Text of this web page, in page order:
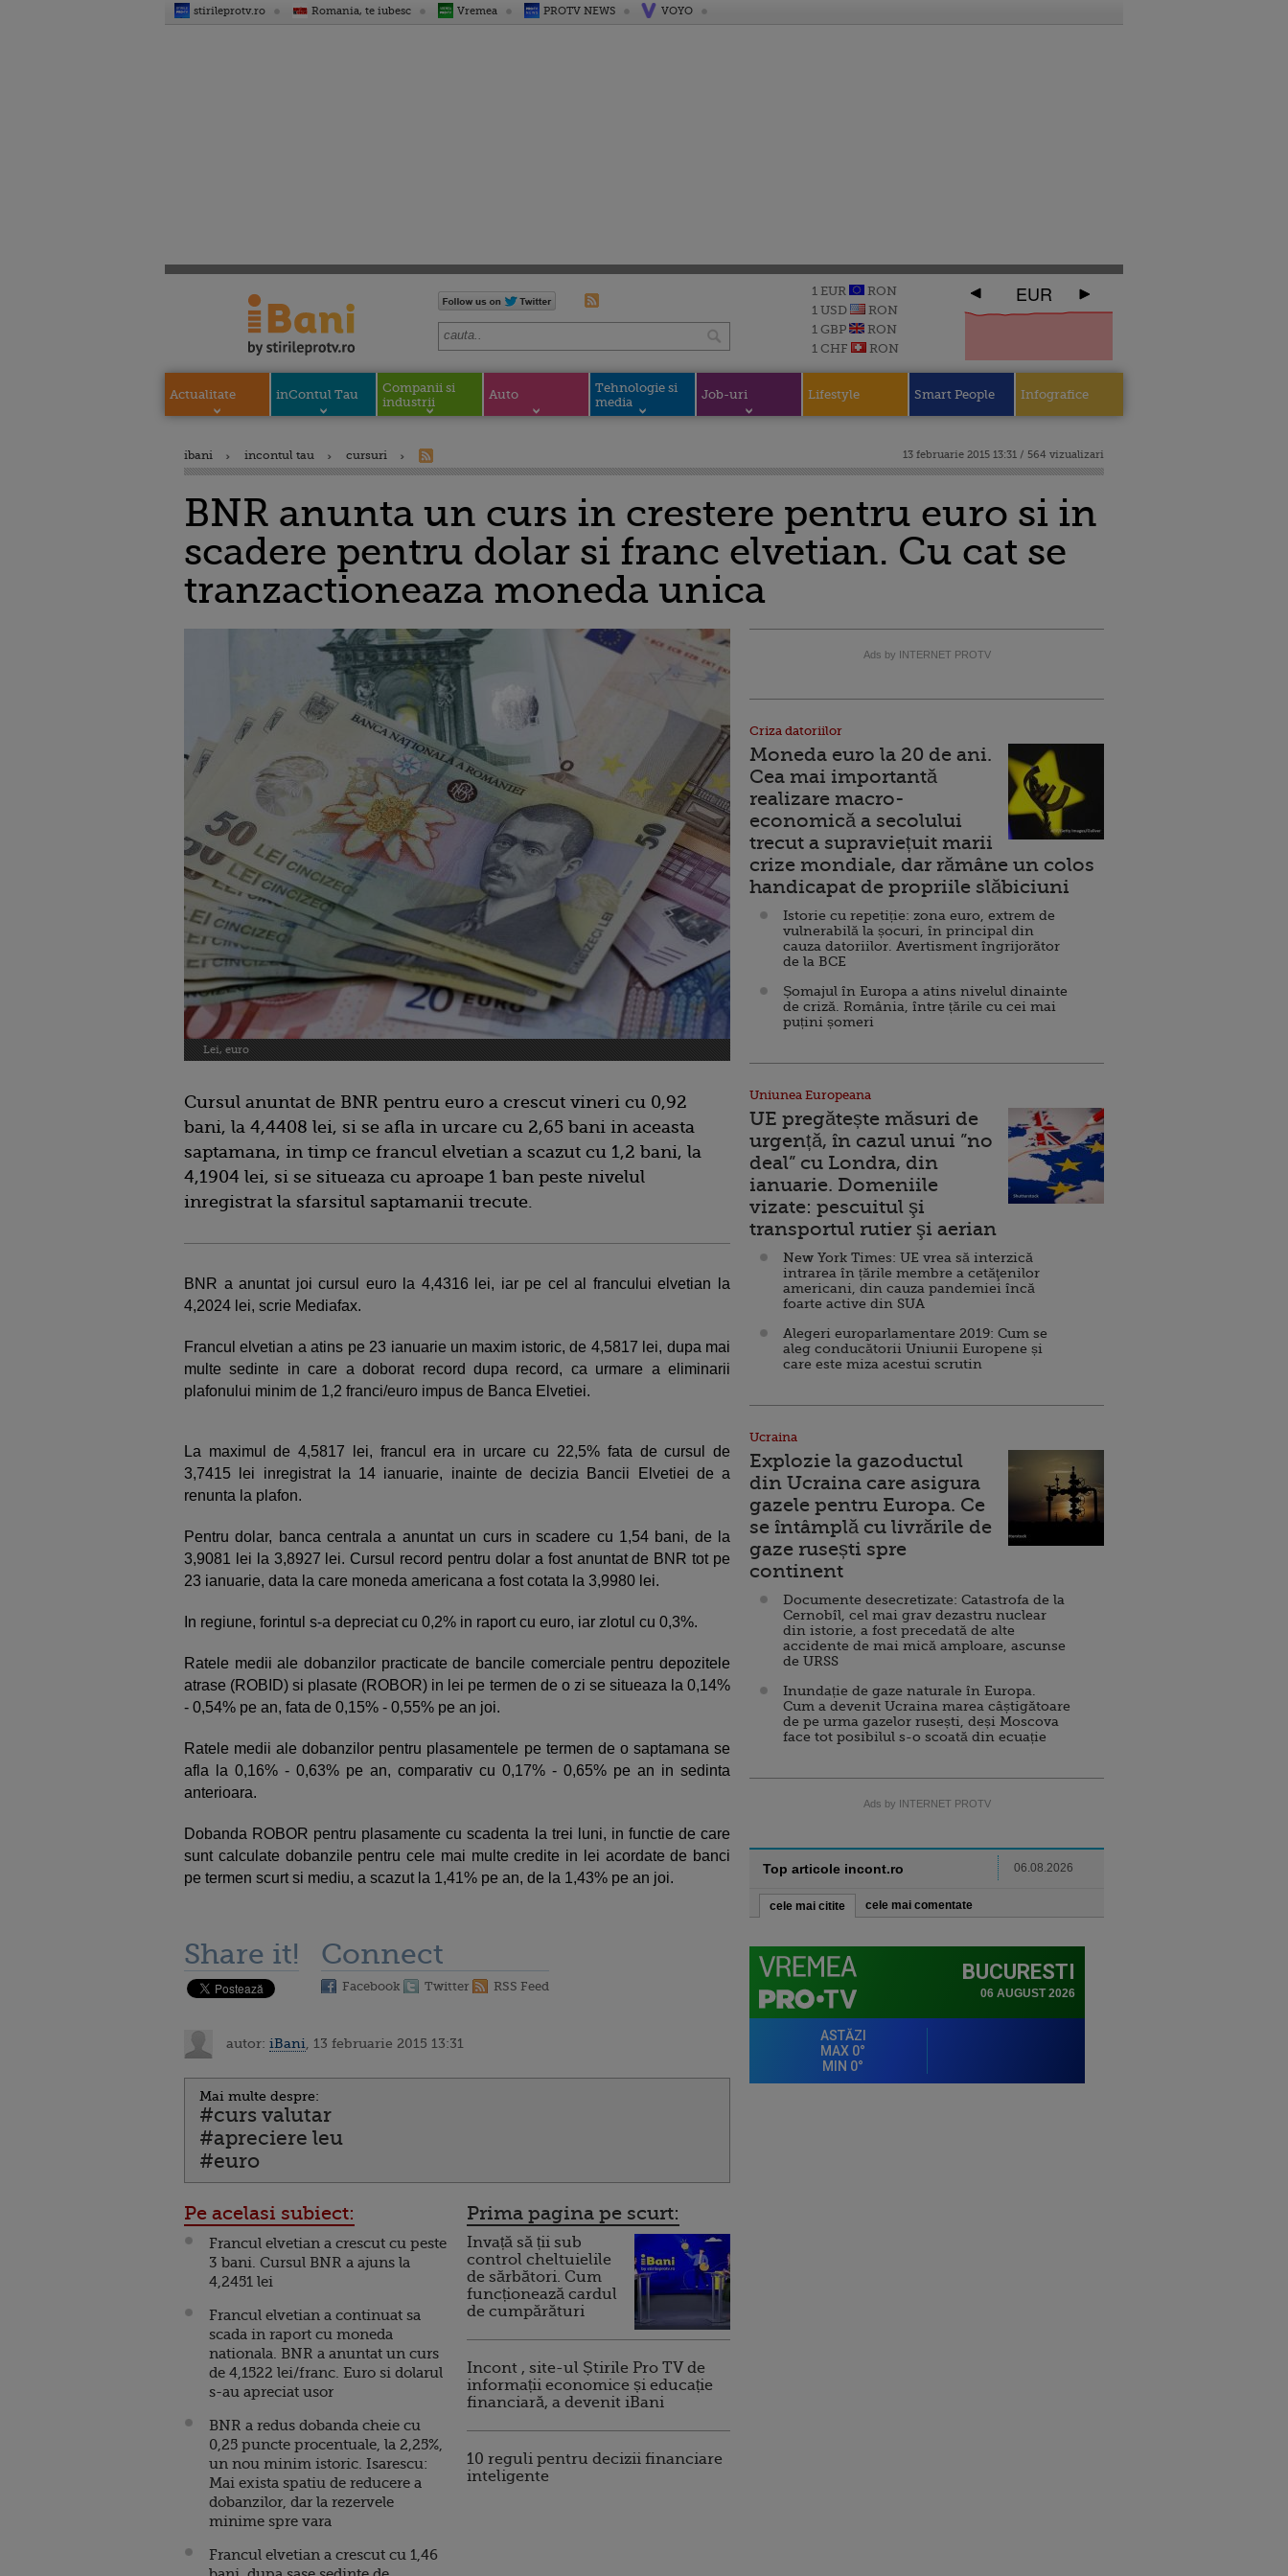
stirileprotv.ro Romania, te iubesc Vremea PROTV NEWS VOYO
1 EUR
RON
1 USD
RON
1 GBP
RON
1 CHF
RON
EUR
Actualitate inContul Tau
Companii si
industrii
Auto
Tehnologie si
media
Job-uri Lifestyle Smart People Infografice
ibani incontul tau cursuri 13 februarie 2015 13:31 / 564 vizualizari
BNR anunta un curs in crestere pentru euro si in
scadere pentru dolar si franc elvetian. Cu cat se
tranzactioneaza moneda unica
Lei, euro
Cursul anuntat de BNR pentru euro a crescut vineri cu 0,92
bani, la 4,4408 lei, si se afla in urcare cu 2,65 bani in aceasta
saptamana, in timp ce francul elvetian a scazut cu 1,2 bani, la
4,1904 lei, si se situeaza cu aproape 1 ban peste nivelul
inregistrat la sfarsitul saptamanii trecute.
BNR a anuntat joi cursul euro la 4,4316 lei, iar pe cel al francului elvetian la
4,2024 lei, scrie Mediafax.
Francul elvetian a atins pe 23 ianuarie un maxim istoric, de 4,5817 lei, dupa mai
multe sedinte in care a doborat record dupa record, ca urmare a eliminarii
plafonului minim de 1,2 franci/euro impus de Banca Elvetiei.
La maximul de 4,5817 lei, francul era in urcare cu 22,5% fata de cursul de
3,7415 lei inregistrat la 14 ianuarie, inainte de decizia Bancii Elvetiei de a
renunta la plafon.
Pentru dolar, banca centrala a anuntat un curs in scadere cu 1,54 bani, de la
3,9081 lei la 3,8927 lei. Cursul record pentru dolar a fost anuntat de BNR tot pe
23 ianuarie, data la care moneda americana a fost cotata la 3,9980 lei.
In regiune, forintul s-a depreciat cu 0,2% in raport cu euro, iar zlotul cu 0,3%.
Ratele medii ale dobanzilor practicate de bancile comerciale pentru depozitele
atrase (ROBID) si plasate (ROBOR) in lei pe termen de o zi se situeaza la 0,14%
- 0,54% pe an, fata de 0,15% - 0,55% pe an joi.
Ratele medii ale dobanzilor pentru plasamentele pe termen de o saptamana se
afla la 0,16% - 0,63% pe an, comparativ cu 0,17% - 0,65% pe an in sedinta
anterioara.
Dobanda ROBOR pentru plasamente cu scadenta la trei luni, in functie de care
sunt calculate dobanzile pentru cele mai multe credite in lei acordate de banci
pe termen scurt si mediu, a scazut la 1,41% pe an, de la 1,43% pe an joi.
Share it! Connect
Facebook Twitter RSS Feed
autor: iBani , 13 februarie 2015 13:31
Mai multe despre:
#curs valutar
#apreciere leu
#euro
Pe acelasi subiect:
Francul elvetian a crescut cu peste
3 bani. Cursul BNR a ajuns la
4,2451 lei
Francul elvetian a continuat sa
scada in raport cu moneda
nationala. BNR a anuntat un curs
de 4,1522 lei/franc. Euro si dolarul
s-au apreciat usor
BNR a redus dobanda cheie cu
0,25 puncte procentuale, la 2,25%,
un nou minim istoric. Isarescu:
Mai exista spatiu de reducere a
dobanzilor, dar la rezervele
minime spre vara
Francul elvetian a crescut cu 1,46
Prima pagina pe scurt:
Invață să ții sub
control cheltuielile
de sărbători. Cum
funcționează cardul
de cumpărături
Incont , site-ul Știrile Pro TV de
informații economice și educație
financiară, a devenit iBani
10 reguli pentru decizii financiare
inteligente
Ads by INTERNET PROTV
Criza datoriilor
Moneda euro la 20 de ani.
Cea mai importantă
realizare macro-
economică a secolului
trecut a supraviețuit marii
crize mondiale, dar rămâne un colos
handicapat de propriile slăbiciuni
Istorie cu repetiție: zona euro, extrem de
vulnerabilă la șocuri, în principal din
cauza datoriilor. Avertisment îngrijorător
de la BCE
Șomajul în Europa a atins nivelul dinainte
de criză. România, între țările cu cei mai
puțini șomeri
Uniunea Europeana
UE pregătește măsuri de
urgență, în cazul unui ”no
deal” cu Londra, din
ianuarie. Domeniile
vizate: pescuitul şi
transportul rutier şi aerian
New York Times: UE vrea să interzică
intrarea în țările membre a cetăţenilor
americani, din cauza pandemiei încă
foarte active din SUA
Alegeri europarlamentare 2019: Cum se
aleg conducătorii Uniunii Europene și
care este miza acestui scrutin
Ucraina
Explozie la gazoductul
din Ucraina care asigura
gazele pentru Europa. Ce
se întâmplă cu livrările de
gaze rusești spre
continent
Documente desecretizate: Catastrofa de la
Cernobîl, cel mai grav dezastru nuclear
din istorie, a fost precedată de alte
accidente de mai mică amploare, ascunse
de URSS
Inundație de gaze naturale în Europa.
Cum a devenit Ucraina marea câștigătoare
de pe urma gazelor rusești, deși Moscova
face tot posibilul s-o scoată din ecuație
Ads by INTERNET PROTV
Top articole incont.ro 06.08.2026
cele mai citite cele mai comentate